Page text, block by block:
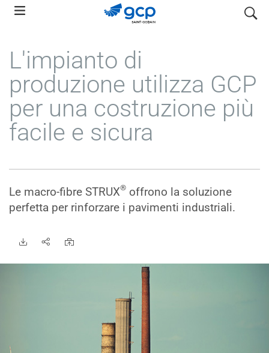
Skip
navigation
search
L'impianto di
produzione utilizza GCP
per una costruzione più
facile e sicura
Le macro-fibre STRUX® offrono la soluzione
perfetta per rinforzare i pavimenti industriali.